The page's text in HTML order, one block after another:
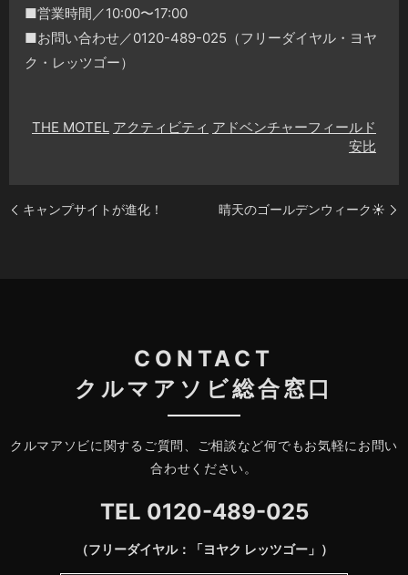
■営業時間／10:00〜17:00
■お問い合わせ／0120-489-025（フリーダイヤル・ヨヤ
ク・レッツゴー）
THE MOTEL アクティビティ アドベンチャーフィールド
安比
キャンプサイトが進化！ 晴天のゴールデンウィーク☀️
CONTACT
クルマアソビ総合窓口
クルマアソビに関するご質問、ご相談など何でもお気軽にお問い
合わせください。
TEL 0120-489-025
（フリーダイヤル：「ヨヤク レッツゴー」）